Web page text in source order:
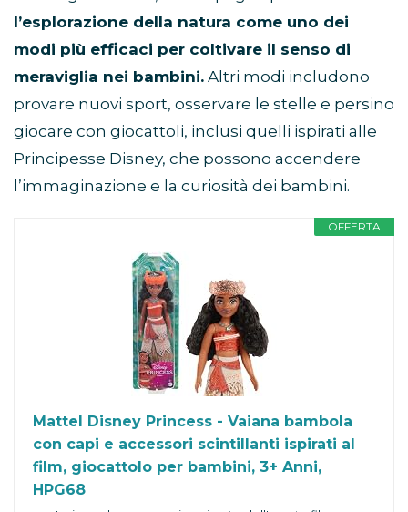
l’esplorazione della natura come uno dei
modi più efficaci per coltivare il senso di
meraviglia nei bambini. Altri modi includono
provare nuovi sport, osservare le stelle e persino
giocare con giocattoli, inclusi quelli ispirati alle
Principesse Disney, che possono accendere
l’immaginazione e la curiosità dei bambini.
OFFERTA
Mattel Disney Princess - Vaiana bambola
con capi e accessori scintillanti ispirati al
film, giocattolo per bambini, 3+ Anni,
HPG68